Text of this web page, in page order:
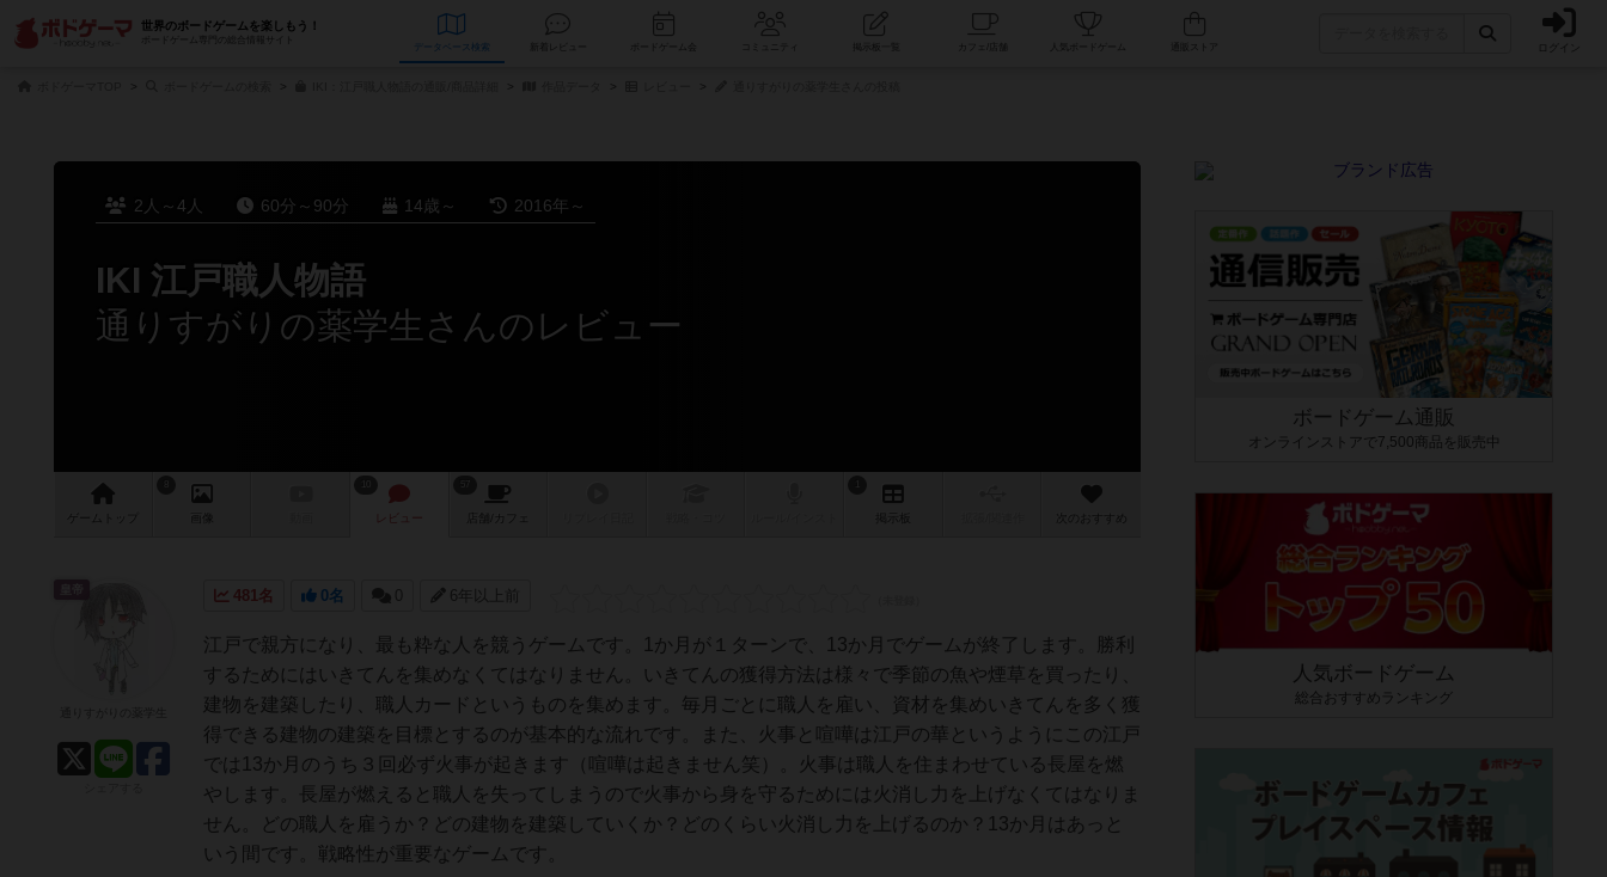
世界のボードゲームを楽しもう！
ボードゲーム専門の総合情報サイト
データベース コミュニティ 人気ボードゲーム ログイン
2人～4人 60分～90分 14歳～ 2016年～
IKI 江戸職人物語
通りすがりの薬学生さんのレビュー
ゲーム 画像 レビュー 店舗/ カフェ 次のおすすめ
481名 0名 0 6年以上前
江戸で親方になり、最も粋な人を競うゲームです。1か月が１ターンで、13か月でゲームが終了します。勝利
するためにはいきてんを集めなくてはなりません。いきてんの獲得方法は様々で季節の魚や煙草を買ったり、
建物を建築したり、職人カードというものを集めます。毎月ごとに職人を雇い、資材を集めいきてんを多く獲
得できる建物の建築を目標とするのが基本的な流れです。また、火事と喧嘩は江戸の華というようにこの江戸
では13か月のうち３回必ず火事が起きます（喧嘩は起きません笑）。火事は職人を住まわせている長屋を燃
やします。長屋が燃えると職人を失ってしまうので火事から身を守るためには火消し力を上げなくてはなりま
せん。どの職人を雇うか？どの建物を建築していくか？どのくらい火消し力を上げるのか？13か月はあっと
いう間です。戦略性が重要なゲームです。
皇帝
ボードゲーム通販
オンラインストアで7,500商品を販売中
人気ボードゲーム
総合おすすめランキング